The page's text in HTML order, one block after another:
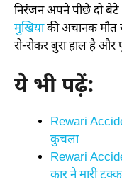
निरंजन अपने पीछे दो
मुखियाकी अचानक मौत
रो-रोकर बुरा हाल है
ये भी पढ़ें:
Rewari
कुचला
Rewari
कार ने मारी